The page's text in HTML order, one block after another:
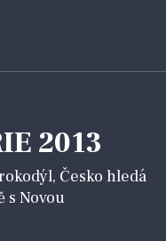
2013
Česko hledá
s Novou